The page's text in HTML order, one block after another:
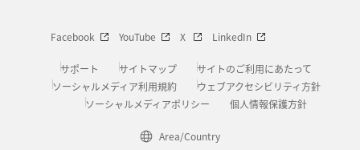
Facebook YouTube X LinkedIn
サポート サイトマップ
サイトのご利用にあたって
ソーシャルメディア利用規約
ウェブアクセシビリティ方針
ソーシャルメディアポリシー
個人情報保護方針
Area/Country